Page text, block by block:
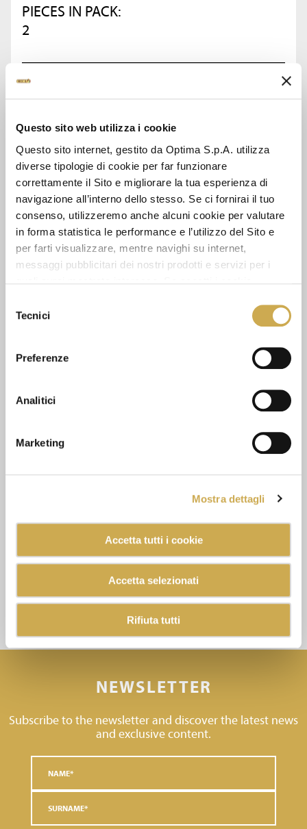
Questo sito web utilizza i cookie
Questo sito internet, gestito da Optima S.p.A. utilizza
diverse tipologie di cookie per far funzionare
correttamente il Sito e migliorare la tua esperienza di
navigazione all’interno dello stesso. Se ci fornirai il tuo
consenso, utilizzeremo anche alcuni cookie per valutare
in forma statistica le performance e l’utilizzo del Sito e
per farti visualizzare, mentre navighi su internet,
messaggi pubblicitari dei nostri prodotti e servizi per i
delTecnici
Preferenze
Analitici
Marketing
Mostra dettagli
Accetta tutti i cookie
Accetta selezionati
Rifiuta tutti
PIECES IN PACK:
2
SEE ALSO
NEWSLETTER
Subscribe to the newsletter and discover the latest news
and exclusive content.